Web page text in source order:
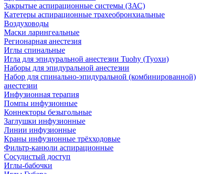
Закрытые аспирационные системы (ЗАС)
Катетеры аспирационные трахеобронхиальные
Воздуховоды
Маски ларингеальные
Регионарная анестезия
Иглы спинальные
Игла для эпидуральной анестезии Tuohy (Туохи)
Наборы для эпидуральной анестезии
Набор для спинально-эпидуральной (комбинированной)
анестезии
Инфузионная терапия
Помпы инфузионные
Коннекторы безыгольные
Заглушки инфузионные
Линии инфузионные
Краны инфузионные трёхходовые
Фильтр-канюли аспирационные
Сосудистый доступ
Иглы-бабочки